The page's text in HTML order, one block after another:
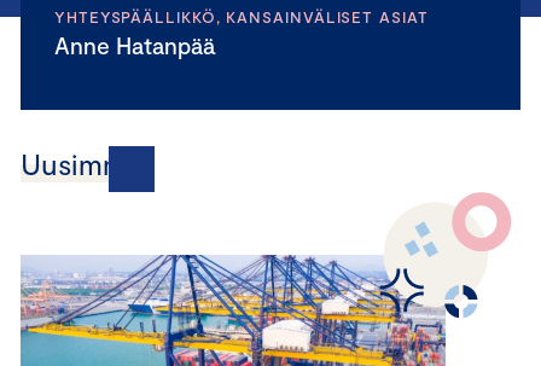
YHTEYSPÄÄLLIKKÖ, KANSAINVÄLISET ASIAT
Anne Hatanpää
Uusimmat